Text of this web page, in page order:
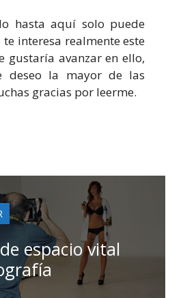
hasta aquí solo puede
interesa realmente este
gustaría avanzar en ello,
deseo la mayor de las
gracias por leerme.
espacio vital